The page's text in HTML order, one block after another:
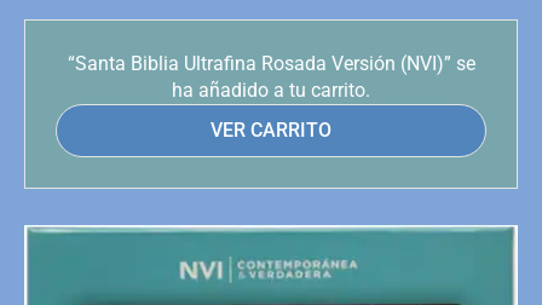
“Santa Biblia Ultrafina Rosada Versión (NVI)” se
ha añadido a tu carrito.
VER CARRITO